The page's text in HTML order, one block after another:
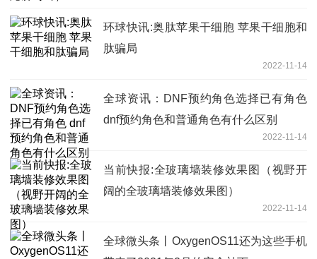
环球快讯:奥肽苹果干细胞 苹果干细胞和
肽骗局
2022-11-14
全球资讯：DNF预约角色选择已有角色
dnf预约角色和普通角色有什么区别
2022-11-14
当前快报:全玻璃墙装修效果图（视野开
阔的全玻璃墙装修效果图）
2022-11-14
全球微头条丨OxygenOS11还为这些手机